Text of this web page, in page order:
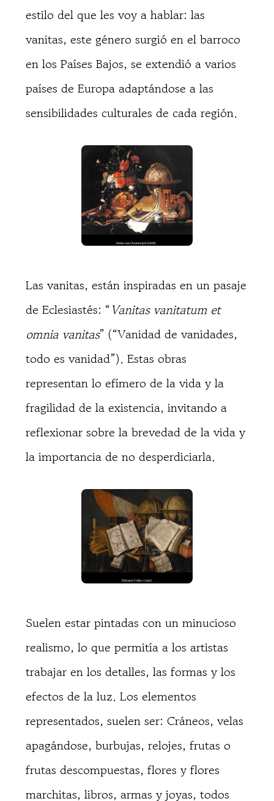
estilo del que les voy a hablar: las
vanitas, este género surgió en el barroco
en los Países Bajos, se extendió a varios
países de Europa adaptándose a las
sensibilidades culturales de cada región.
Las vanitas, están inspiradas en un pasaje
de Eclesiastés: “Vanitas vanitatum et
omnia vanitas” (“Vanidad de vanidades,
todo es vanidad”). Estas obras
representan lo efímero de la vida y la
fragilidad de la existencia, invitando a
reflexionar sobre la brevedad de la vida y
la importancia de no desperdiciarla.
Suelen estar pintadas con un minucioso
realismo, lo que permitía a los artistas
trabajar en los detalles, las formas y los
efectos de la luz. Los elementos
representados, suelen ser: Cráneos, velas
apagándose, burbujas, relojes, frutas o
frutas descompuestas, flores y flores
marchitas, libros, armas y joyas, todos